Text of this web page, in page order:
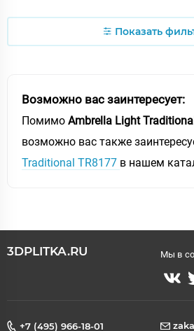
Показать
Возможно вас заинтересует:
Помимо Ambrella Light
возможно вас также
Traditional TR8177 в нашем
3DPLITKA.RU Мы в
+7 (495) 966-18-01